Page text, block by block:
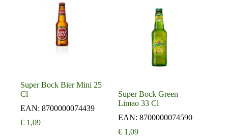
Super Bock Bier Mini 25
Cl
EAN: 8700000074439
€ 1,09
Super Bock Green
Limao 33 Cl
EAN:8700000074590
€ 1,09